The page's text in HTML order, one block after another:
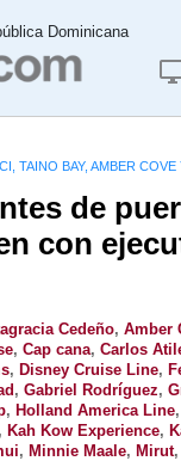
Dominicana
TAINO BAY, AMBER COVE
de
con
Cedeño, Amber
, Cap cana, Carlos
, Disney Cruise Line,
, Gabriel Rodríguez,
, Holland America Line,
, Kah Kow Experience,
, Minnie Maale, Mirut,